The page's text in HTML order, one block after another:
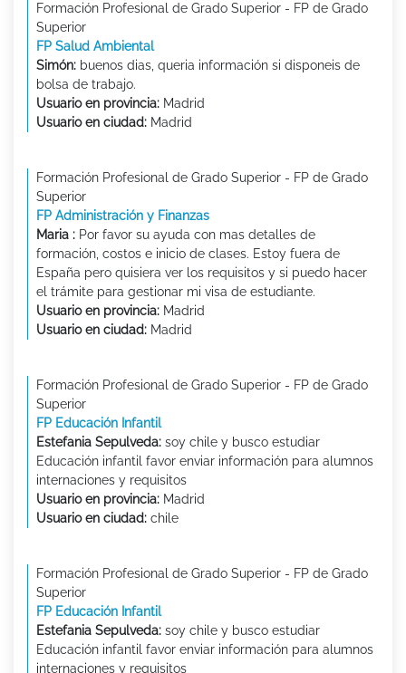
Formación Profesional de Grado Superior - FP de Grado
Superior
FP Salud Ambiental
Simón: buenos dias, queria información si disponeis de
bolsa de trabajo.
Usuario en provincia: Madrid
Usuario en ciudad: Madrid
Formación Profesional de Grado Superior - FP de Grado
Superior
FP Administración y Finanzas
Maria : Por favor su ayuda con mas detalles de
formación, costos e inicio de clases. Estoy fuera de
España pero quisiera ver los requisitos y si puedo hacer
el trámite para gestionar mi visa de estudiante.
Usuario en provincia: Madrid
Usuario en ciudad: Madrid
Formación Profesional de Grado Superior - FP de Grado
Superior
FP Educación Infantil
Estefania Sepulveda: soy chile y busco estudiar
Educación infantil favor enviar información para alumnos
internaciones y requisitos
Usuario en provincia: Madrid
Usuario en ciudad: chile
Formación Profesional de Grado Superior - FP de Grado
Superior
FP Educación Infantil
Estefania Sepulveda: soy chile y busco estudiar
Educación infantil favor enviar información para alumnos
internaciones y requisitos